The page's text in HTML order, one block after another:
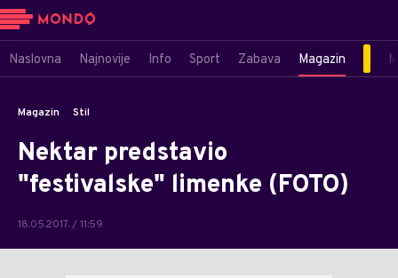
Naslovna Najnovije Info Sport Zabava Magazin
Magazin Stil
Nektar predstavio
"festivalske" limenke (FOTO)
18.05.2017. / 11:59